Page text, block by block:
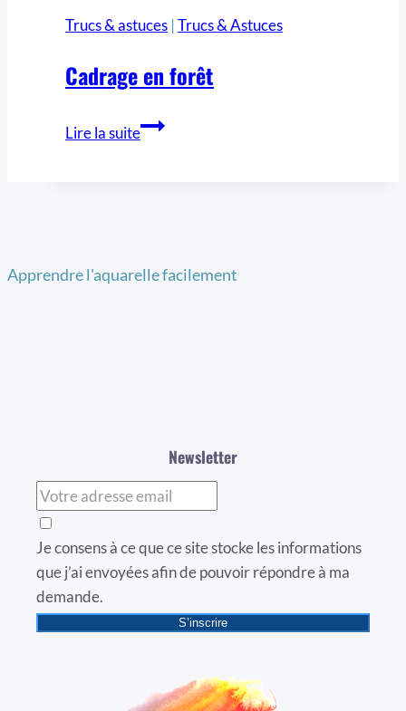
Trucs & astuces | Trucs & Astuces
Cadrage en forêt
Lire la suite
Apprendre l'aquarelle facilement
Newsletter
Je consens à ce que ce site stocke les informations
que j’ai envoyées afin de pouvoir répondre à ma
demande.
S’inscrire